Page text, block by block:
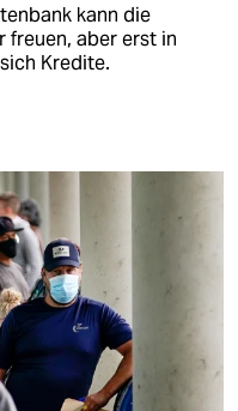
kann die
freuen, aber erst in
Kredite.